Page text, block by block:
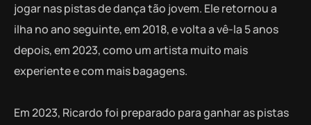
jogar nas pistas de dança tão jovem. Ele retornou a
ilha no ano seguinte, em 2018, e volta a vê-la 5 anos
depois, em 2023, como um artista muito mais
experiente e com mais bagagens.
Em 2023, Ricardo foi preparado para ganhar as pistas